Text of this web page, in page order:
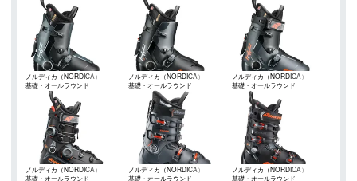
ノルディカ（NORDICA）
基礎・オールラウンド
ノルディカ（NORDICA）
基礎・オールラウンド
ノルディカ（NORDICA）
基礎・オールラウンド
ノルディカ（NORDICA）
基礎・オールラウンド
ノルディカ（NORDICA）
基礎・オールラウンド
ノルディカ（NORDICA）
基礎・オールラウンド